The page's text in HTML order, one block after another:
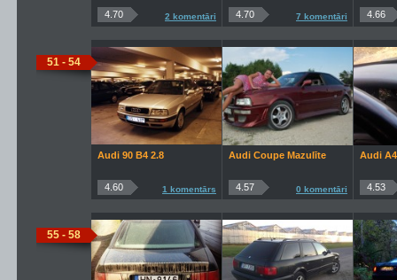
4.70 2 komentāri
4.70
7 komentāri 4.66
51 - 54
Audi 90 B4 2.8
4.60 1 komentārs
Audi Coupe Mazulīte
4.57 0 komentāri
Audi
4.53
55 - 58